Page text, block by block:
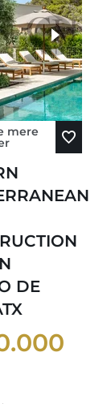
mere
DE